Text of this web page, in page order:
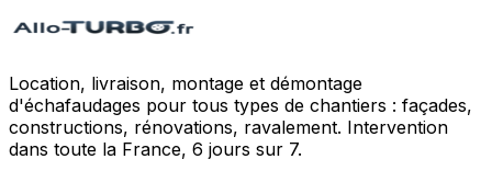
Location, livraison, montage et démontage
d'échafaudages pour tous types de chantiers : façades,
constructions, rénovations, ravalement. Intervention
dans toute la France, 6 jours sur 7.